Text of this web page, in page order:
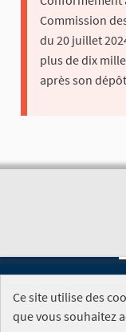
Commission
du 20 juillet
plus de dix
après son
SITE
Ce site utilise des
que vous souhaitez